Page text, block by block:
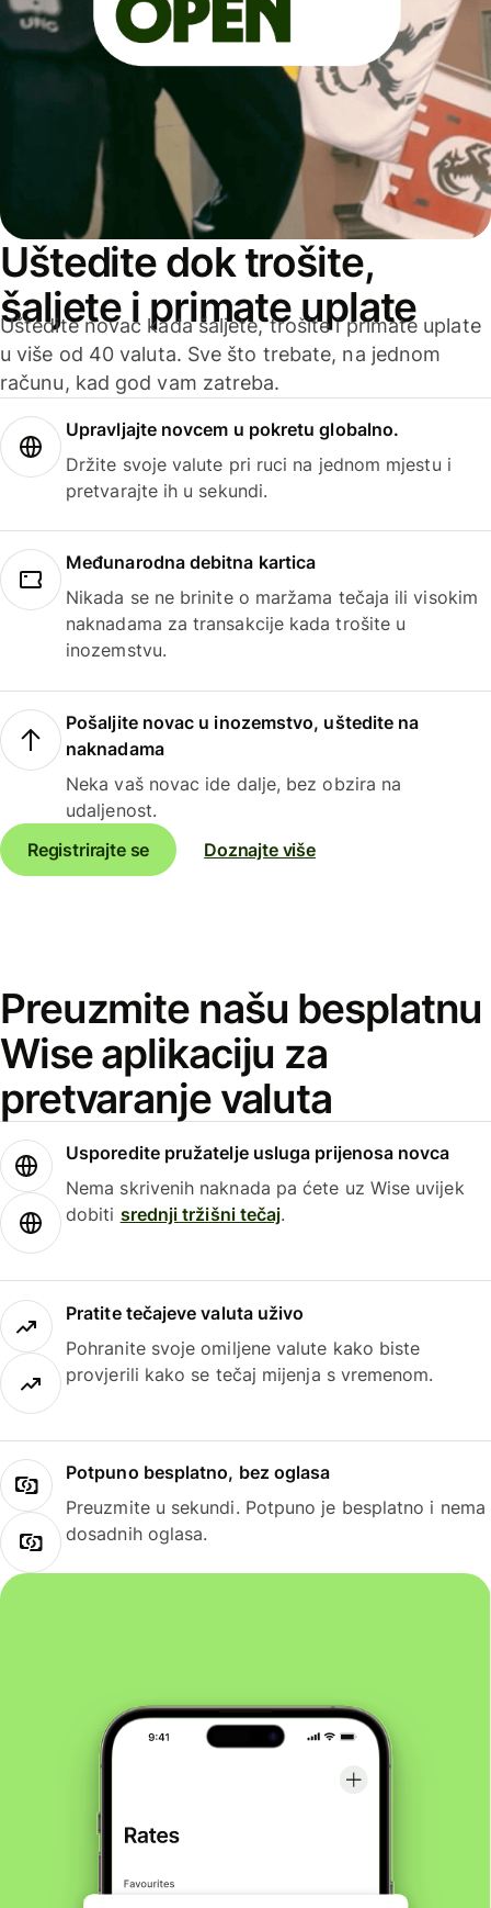
Uštedite dok trošite,
šaljete i primate uplate
Uštedite novac kada šaljete, trošite i primate uplate
u više od 40 valuta. Sve što trebate, na jednom
računu, kad god vam zatreba.
Upravljajte novcem u pokretu globalno.
Držite svoje valute pri ruci na jednom mjestu i
pretvarajte ih u sekundi.
Međunarodna debitna kartica
Nikada se ne brinite o maržama tečaja ili visokim
naknadama za transakcije kada trošite u
inozemstvu.
Pošaljite novac u inozemstvo, uštedite na
naknadama
Neka vaš novac ide dalje, bez obzira na
udaljenost.
Registrirajte se
Doznajte više
Preuzmite našu besplatnu
Wise aplikaciju za
pretvaranje valuta
Usporedite pružatelje usluga prijenosa novca
Nema skrivenih naknada pa ćete uz Wise uvijek
dobiti srednji tržišni tečaj.
Pratite tečajeve valuta uživo
Pohranite svoje omiljene valute kako biste
provjerili kako se tečaj mijenja s vremenom.
Potpuno besplatno, bez oglasa
Preuzmite u sekundi. Potpuno je besplatno i nema
dosadnih oglasa.